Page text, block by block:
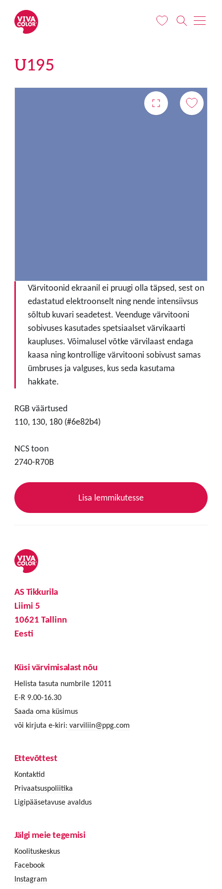
U195
Värvitoonid ekraanil ei pruugi olla täpsed, sest on
edastatud elektroonselt ning nende intensiivsus
sõltub kuvari seadetest. Veenduge värvitooni
sobivuses kasutades spetsiaalset värvikaarti
kaupluses. Võimalusel võtke värvilaast endaga
kaasa ning kontrollige värvitooni sobivust samas
ümbruses ja valguses, kus seda kasutama
hakkate.
RGB väärtused
110, 130, 180 (#6e82b4)
NCS toon
2740-R70B
Lisa lemmikutesse
AS Tikkurila
Liimi 5
10621 Tallinn
Eesti
Küsi värvimisalast nõu
Helista tasuta numbrile 12011
E-R 9.00-16.30
Saada oma küsimus
või kirjuta e-kiri: varviliin@ppg.com
Ettevõttest
Kontaktid
Privaatsuspoliitika
Ligipääsetavuse avaldus
Jälgi meie tegemisi
Koolituskeskus
Facebook
Instagram